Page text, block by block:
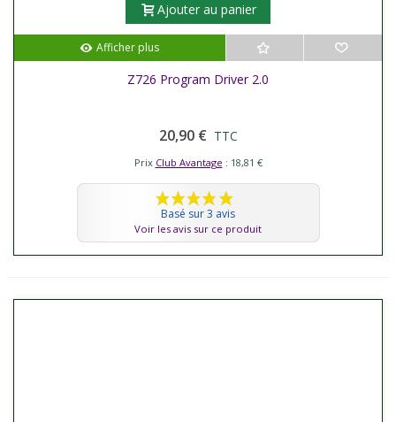
Ajouter au panier
Afficher plus
Z726 Program Driver 2.0
20,90 € TTC
Prix Club Avantage : 18,81 €
Basé sur 3 avis
Voir les avis sur ce produit